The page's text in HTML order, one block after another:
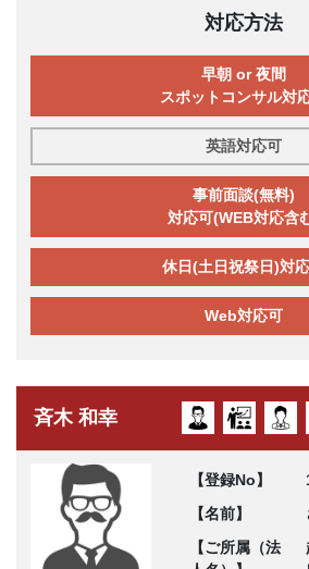
対応方法
早朝 or 夜間
スポットコンサル対
英語対応可
事前面談(無料)
対応可(WEB対応含
休日(土日祝祭日)対
Web対応可
斉木 和幸
【登録No】
【名前】
【ご所属（法